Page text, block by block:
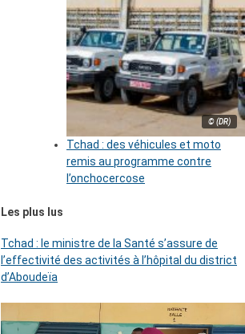
© (DR)
Tchad : des véhicules et moto
remis au programme contre
l’onchocercose
Les plus lus
Tchad : le ministre de la Santé s’assure de
l’effectivité des activités à l’hôpital du district
d’Aboudeïa